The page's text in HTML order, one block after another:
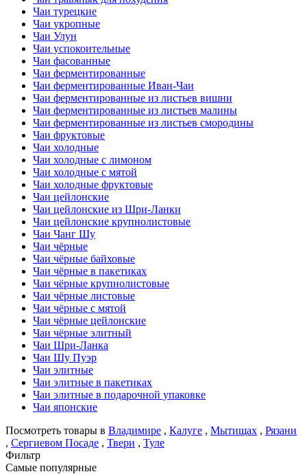
Чаи турецкие
Чаи укропные
Чаи Улун
Чаи успокоительные
Чаи фасованные
Чаи ферментированные
Чаи ферментированные Иван-Чаи
Чаи ферментированные из листьев вишни
Чаи ферментированные из листьев малины
Чаи ферментированные из листьев смородины
Чаи фруктовые
Чаи холодные
Чаи холодные с лимоном
Чаи холодные с мятой
Чаи холодные фруктовые
Чаи цейлонские
Чаи цейлонские из Шри-Ланки
Чаи цейлонские крупнолистовые
Чаи Чанг Шу
Чаи чёрные
Чаи чёрные байховые
Чаи чёрные в пакетиках
Чаи чёрные крупнолистовые
Чаи чёрные листовые
Чаи чёрные с мятой
Чаи чёрные цейлонские
Чаи чёрные элитный
Чаи Шри-Ланка
Чаи Шу Пуэр
Чаи элитные
Чаи элитные в пакетиках
Чаи элитные в подарочной упаковке
Чаи японские
Посмотреть товары в Владимире , Калуге , Мытищах , Рязани
, Сергиевом Посаде , Твери , Туле
Фильтр
Самые популярные